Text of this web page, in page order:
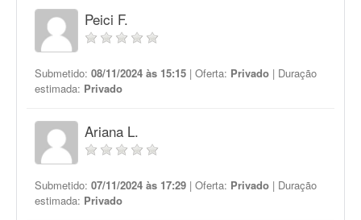
Peici F.
Submetido: 08/11/2024 às 15:15 | Oferta: Privado | Duração
estimada: Privado
Ariana L.
Submetido: 07/11/2024 às 17:29 | Oferta: Privado | Duração
estimada: Privado